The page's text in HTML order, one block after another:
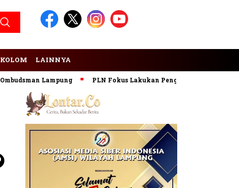
KOLOM LAINNYA
Lampung PLN Fokus Lakukan Pengembangan Pembangkit